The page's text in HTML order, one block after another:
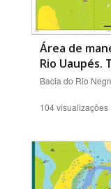
Área de
Rio Uaupés.
Bacia do Rio
104 visualizações